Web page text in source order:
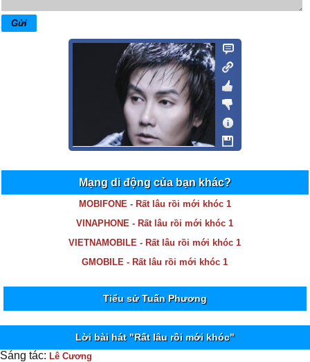
Mạng di động của bạn khác?
MOBIFONE - Rất lâu rồi mới khóc 1
VINAPHONE - Rất lâu rồi mới khóc 1
VIETNAMOBILE - Rất lâu rồi mới khóc 1
GMOBILE - Rất lâu rồi mới khóc 1
Tiểu sử Tuấn Phương
Lời bài hát "Rất lâu rồi mới khóc"
Sáng tác: Lê Cương